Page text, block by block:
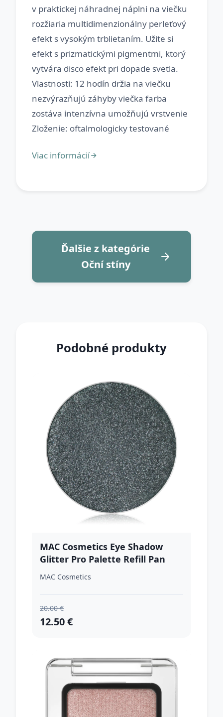
v praktickej náhradnej náplni na viečku
rozžiaria multidimenzionálny perleťový
efekt s vysokým trblietaním. Užite si
efekt s prizmatickými pigmentmi, ktorý
vytvára disco efekt pri dopade svetla.
Vlastnosti: 12 hodín držia na viečku
nezvýrazňujú záhyby viečka farba
zostáva intenzívna umožňujú vrstvenie
Ďalšie z kategórie
Oční stíny
Podobné produkty
MAC Cosmetics Eye Shadow
Glitter Pro Palette Refill Pan
trblietavé očné tiene náhradná
MAC Cosmetics
20.00 €
12.50 €